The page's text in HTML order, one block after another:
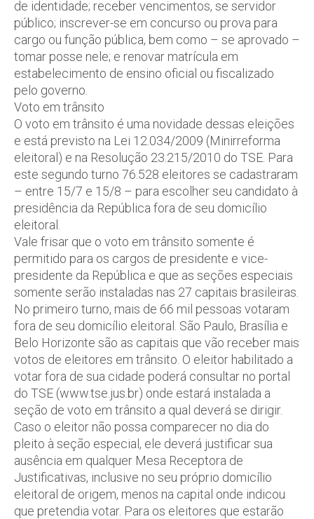
de identidade; receber vencimentos, se servidor
público; inscrever-se em concurso ou prova para
cargo ou função pública, bem como – se aprovado –
tomar posse nele; e renovar matrícula em
estabelecimento de ensino oficial ou fiscalizado
pelo governo.
Voto em trânsito
O voto em trânsito é uma novidade dessas eleições
e está previsto na Lei 12.034/2009 (Minirreforma
eleitoral) e na Resolução 23.215/2010 do TSE. Para
este segundo turno 76.528 eleitores se cadastraram
– entre 15/7 e 15/8 – para escolher seu candidato à
presidência da República fora de seu domicílio
eleitoral.
Vale frisar que o voto em trânsito somente é
permitido para os cargos de presidente e vice-
presidente da República e que as seções especiais
somente serão instaladas nas 27 capitais brasileiras.
No primeiro turno, mais de 66 mil pessoas votaram
fora de seu domicílio eleitoral. São Paulo, Brasília e
Belo Horizonte são as capitais que vão receber mais
votos de eleitores em trânsito. O eleitor habilitado a
votar fora de sua cidade poderá consultar no portal
do TSE (www.tse.jus.br) onde estará instalada a
seção de voto em trânsito a qual deverá se dirigir.
Caso o eleitor não possa comparecer no dia do
pleito à seção especial, ele deverá justificar sua
ausência em qualquer Mesa Receptora de
Justificativas, inclusive no seu próprio domicílio
eleitoral de origem, menos na capital onde indicou
que pretendia votar. Para os eleitores que estarão